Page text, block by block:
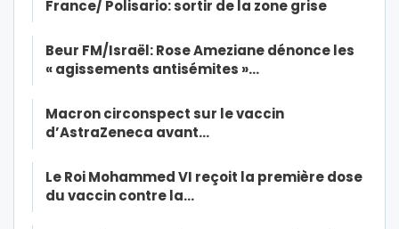
France/ Polisario: sortir de la zone grise
Beur FM/Israël: Rose Ameziane dénonce les
« agissements antisémites »…
Macron circonspect sur le vaccin
d’AstraZeneca avant…
Le Roi Mohammed VI reçoit la première dose
du vaccin contre la…